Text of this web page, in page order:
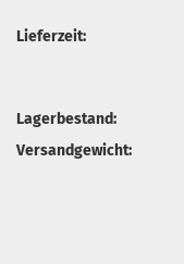
Lieferzeit:
Lagerbestand:
Versandgewicht: